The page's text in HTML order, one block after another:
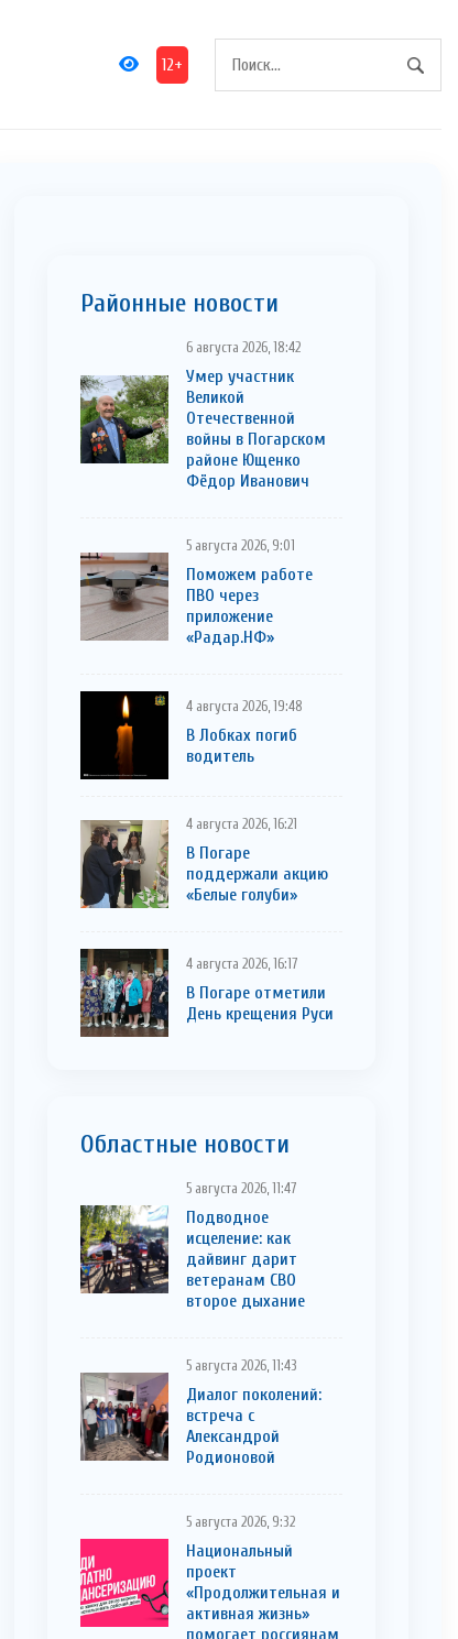
12+
Районные новости
6 августа 2026, 18:42
Умер участник
Великой
Отечественной
войны в Погарском
районе Ющенко
Фёдор Иванович
5 августа 2026, 9:01
Поможем работе
ПВО через
приложение
«Радар.НФ»
4 августа 2026, 19:48
В Лобках погиб
водитель
4 августа 2026, 16:21
В Погаре
поддержали акцию
«Белые голуби»
4 августа 2026, 16:17
В Погаре отметили
День крещения Руси
Областные новости
5 августа 2026, 11:47
Подводное
исцеление: как
дайвинг дарит
ветеранам СВО
второе дыхание
5 августа 2026, 11:43
Диалог поколений:
встреча с
Александрой
Родионовой
5 августа 2026, 9:32
Национальный
проект
«Продолжительная и
активная жизнь»
помогает россиянам